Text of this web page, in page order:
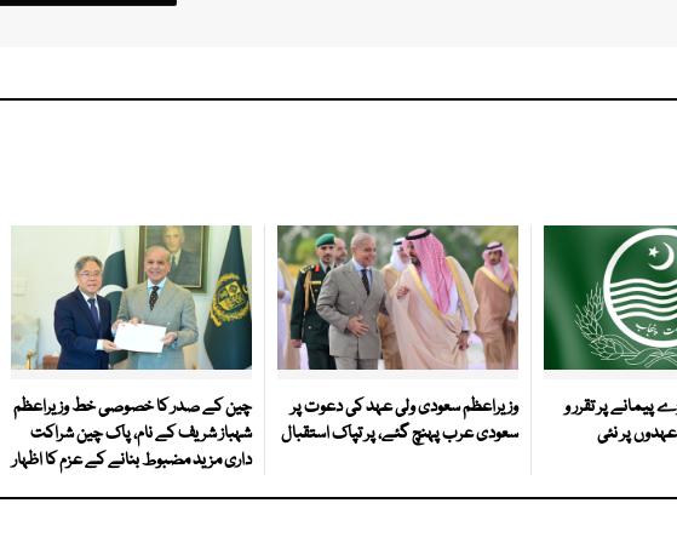
پیمانے پر تقرر و
پر نئی
وزیراعظم سعودی ولی عہد کی دعوت پر
سعودی عرب پہنچ گئے، پر تپاک استقبال
چین کے صدر کا خصوصی خط وزیراعظم
شہباز شریف کے نام، پاک چین شراکت
داری مزید مضبوط بنانے کے عزم کا اظہار